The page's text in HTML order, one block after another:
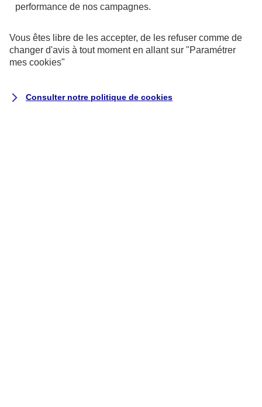
Dépannage et remorquage de votre
performance de nos campagnes.
Vous êtes libre de les accepter, de les refuser comme de
changer d'avis à tout moment en allant sur "Paramétrer
mes cookies"
Consulter notre politique de cookies